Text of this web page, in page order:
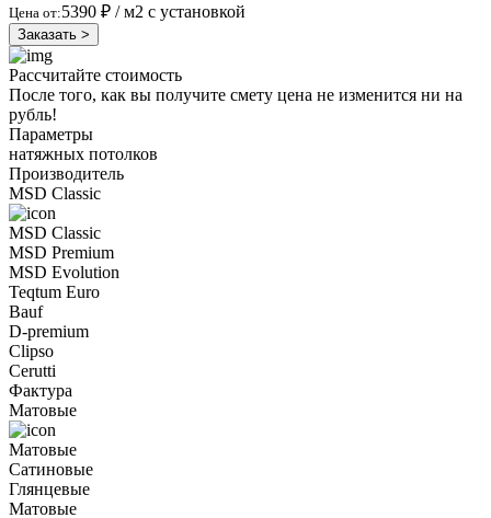
Цена от:5390 ₽ / м2 с установкой
Заказать >
Рассчитайте стоимость
После того, как вы получите смету цена не изменится ни на
рубль!
Параметры
натяжных потолков
Производитель
MSD Classic
MSD Classic
MSD Premium
MSD Evolution
Teqtum Euro
Bauf
D-premium
Clipso
Cerutti
Фактура
Матовые
Матовые
Сатиновые
Глянцевые
Матовые